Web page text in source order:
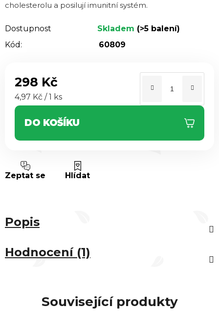
cholesterolu a posilují imunitní systém.
Dostupnost Skladem (>5 balení)
Kód:
60809
298 Kč
Měrná cena:
4,97 Kč / 1 ks
DO KOŠÍKU
Zeptat se Hlídat
Popis
Hodnocení (1)
Související produkty